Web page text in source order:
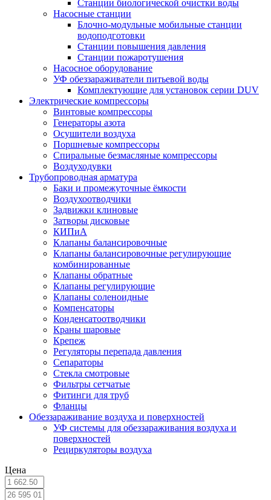
Станции биологической очистки воды
Насосные станции
Блочно-модульные мобильные станции
водоподготовки
Станции повышения давления
Станции пожаротушения
Насосное оборудование
УФ обеззараживатели питьевой воды
Комплектующие для установок серии DUV
Электрические компрессоры
Винтовые компрессоры
Генераторы азота
Осушители воздуха
Поршневые компрессоры
Спиральные безмасляные компрессоры
Воздуходувки
Трубопроводная арматура
Баки и промежуточные ёмкости
Воздухоотводчики
Задвижки клиновые
Затворы дисковые
КИПиА
Клапаны балансировочные
Клапаны балансировочные регулирующие
комбинированные
Клапаны обратные
Клапаны регулирующие
Клапаны соленоидные
Компенсаторы
Конденсатоотводчики
Краны шаровые
Крепеж
Регуляторы перепада давления
Сепараторы
Стекла смотровые
Фильтры сетчатые
Фитинги для труб
Фланцы
Обеззараживание воздуха и поверхностей
УФ системы для обеззараживания воздуха и
поверхностей
Рециркуляторы воздуха
Цена